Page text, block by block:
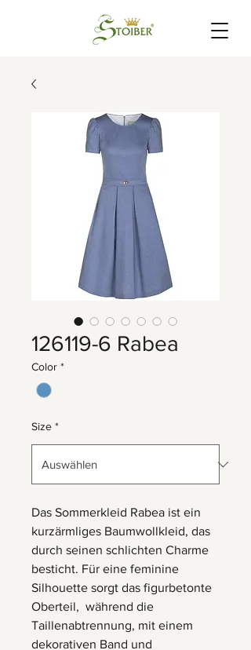
126119-6 Rabea
Color *
Size *
Das Sommerkleid Rabea ist ein
kurzärmliges Baumwollkleid, das
durch seinen schlichten Charme
besticht. Für eine feminine
Silhouette sorgt das figurbetonte
Oberteil, während die
Taillenabtrennung, mit einem
dekorativen Band und